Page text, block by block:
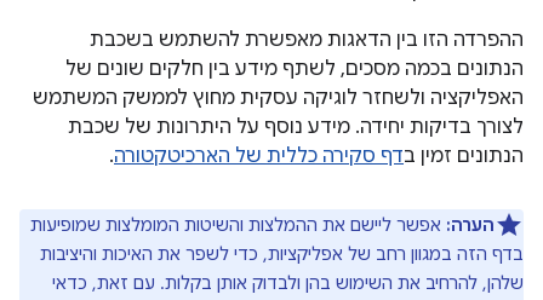
ההפרדה הזו בין הדאגות מאפשרת להשתמש בשכבת
הנתונים בכמה מסכים, לשתף מידע בין חלקים שונים של
האפליקציה ולשחזר לוגיקה עסקית מחוץ לממשק המשתמש
לצורך בדיקות יחידה. מידע נוסף על היתרונות של שכבת
הנתונים זמין בדף סקירה כללית של הארכיטקטורה.
הערה: אפשר ליישם את ההמלצות והשיטות המומלצות שמופיעות
בדף הזה במגוון רחב של אפליקציות, כדי לשפר את האיכות והיציבות
שלהן, להרחיב את השימוש בהן ולבדוק אותן בקלות. עם זאת, כדאי